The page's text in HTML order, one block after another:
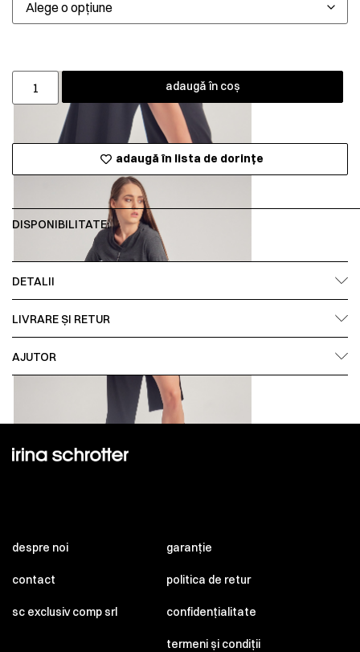
adaugă în coș
adaugă în lista de dorințe
DISPONIBILITATE:
DETALII
LIVRARE ȘI RETUR
AJUTOR
despre noi
contact
sc exclusiv comp srl
garanție
politica de retur
confidențialitate
termeni și condiții